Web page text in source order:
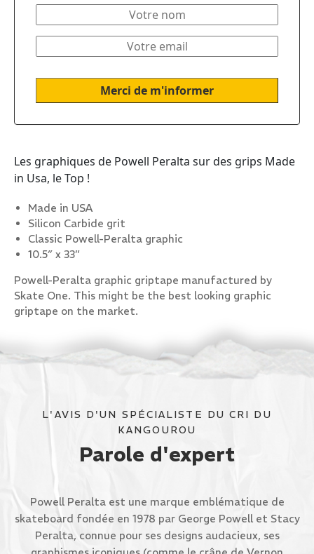
Les graphiques de Powell Peralta sur des grips Made
in Usa, le Top !
Made in USA
Silicon Carbide grit
Classic Powell-Peralta graphic
10.5″ x 33”
Powell-Peralta graphic griptape manufactured by
Skate One. This might be the best looking graphic
griptape on the market.
L'AVIS D'UN SPÉCIALISTE DU CRI DU
KANGOUROU
Parole d'expert
Powell Peralta est une marque emblématique de
skateboard fondée en 1978 par George Powell et Stacy
Peralta, connue pour ses designs audacieux, ses